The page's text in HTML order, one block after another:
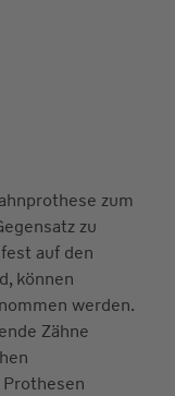
zum
zu
auf den
können
werden.
Zähne